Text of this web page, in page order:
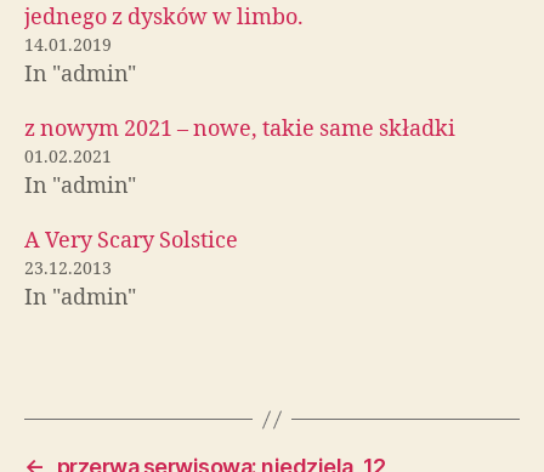
jednego z dysków w limbo.
14.01.2019
In "admin"
z nowym 2021 – nowe, takie same składki
01.02.2021
In "admin"
A Very Scary Solstice
23.12.2013
In "admin"
← przerwa serwisowa: niedziela, 12